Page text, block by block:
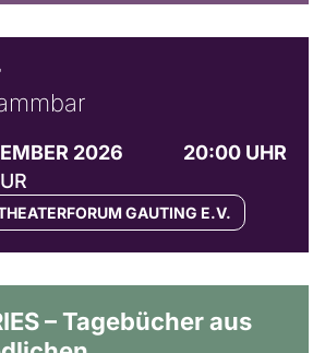
2026
20:00 UHR
GAUTING E.V.
– Tagebücher aus